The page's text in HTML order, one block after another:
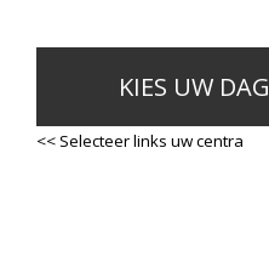
KIES UW DAG
<< Selecteer links uw centra